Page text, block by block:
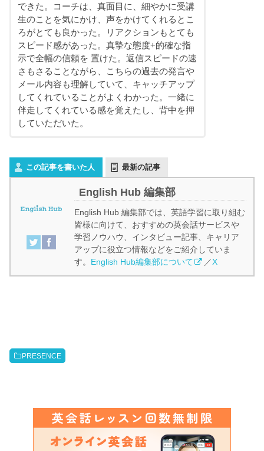
できた。コーチは、真面目に、細やかに受講
生のことを気にかけ、声をかけてくれるとこ
ろがとても良かった。リアクションもとても
スピード感があった。真摯な態度+的確な指
示で全幅の信頼を 置けた。返信スピードの速
さもさることながら、こちらの過去の発言や
メール内容も理解していて、キャッチアップ
してくれていることがよくわかった。一緒に
伴走してくれている感を覚えたし、背中を押
していただいた。
この記事を書いた人 最新の記事
English Hub 編集部
English Hub 編集部では、英語学習に取り組む
皆様に向けて、おすすめの英会話サービスや
学習ノウハウ、インタビュー記事、キャリア
アップに役立つ情報などをご紹介していま
す。 English Hub編集部について ／X
PRESENCE